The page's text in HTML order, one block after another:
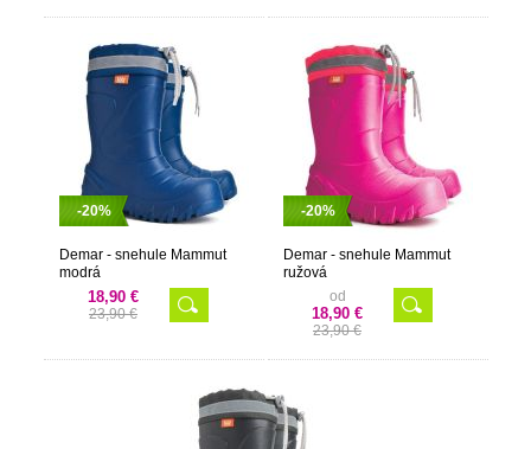
-20%
Demar - snehule Mammut
modrá
18,90 €
23,90 €
-20%
Demar - snehule Mammut
ružová
od
18,90 €
23,90 €